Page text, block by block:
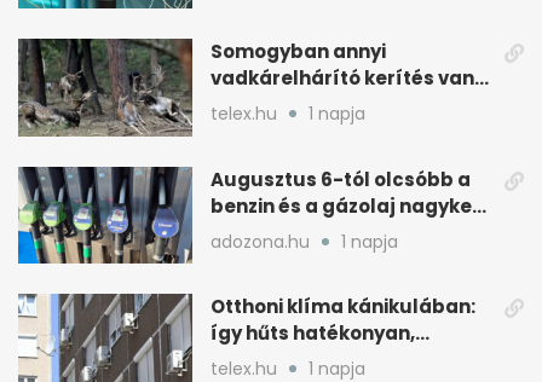
Somogyban annyi
vadkárelhárító kerítés van,
kétszer körbeérné az
telex.hu 1 napja
Augusztus 6-tól olcsóbb a
benzin és a gázolaj nagyker
ára
adozona.hu 1 napja
Otthoni klíma kánikulában:
így hűts hatékonyan,
kevesebb árammal
telex.hu 1 napja